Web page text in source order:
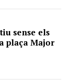
sense els
plaça Major